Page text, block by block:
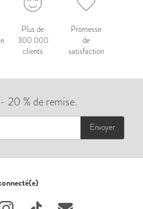
Plus de
300 000
clients
Promesse
de
satisfaction
20 % de remise.
Envoyer